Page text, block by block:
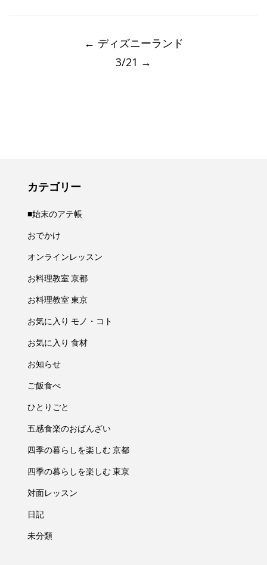
← ディズニーランド
3/21 →
カテゴリー
■始末のアテ帳
おでかけ
オンラインレッスン
お料理教室 京都
お料理教室 東京
お気に入り モノ・コト
お気に入り 食材
お知らせ
ご飯食べ
ひとりごと
五感食楽のおばんざい
四季の暮らしを楽しむ 京都
四季の暮らしを楽しむ 東京
対面レッスン
日記
未分類